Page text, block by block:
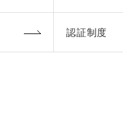
認証制度